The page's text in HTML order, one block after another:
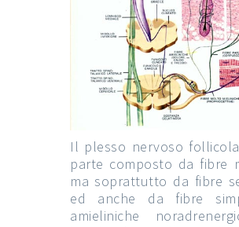
Il plesso nervoso
parte composto da fibre
ma soprattutto da fibre
ed anche da fibre
amieliniche